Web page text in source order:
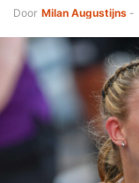
Door Milan Augustijns -